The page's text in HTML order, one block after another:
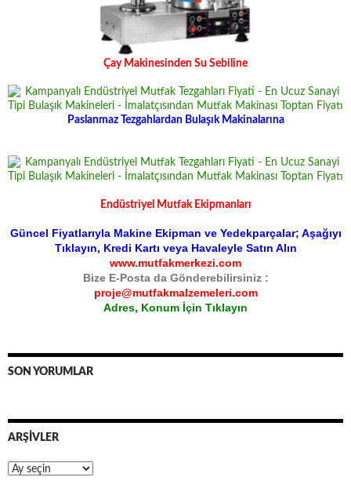
Çay Makinesinden Su Sebiline
Paslanmaz Tezgahlardan Bulaşık Makinalarına
Endüstriyel Mutfak Ekipmanları
Güncel Fiyatlarıyla Makine Ekipman ve Yedekparçalar; Aşağıyı
Tıklayın, Kredi Kartı veya Havaleyle Satın Alın
www.mutfakmerkezi.com
Bize E-Posta da Gönderebilirsiniz :
proje@mutfakmalzemeleri.com
Adres, Konum İçin Tıklayın
SON YORUMLAR
ARŞIVLER
Arşivler